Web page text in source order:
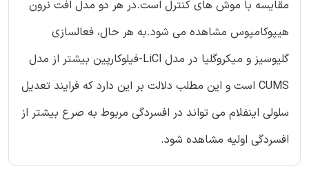
مقایسه با موش های کنترل است.در هر دو مدل افت نرون
هیپوکامپوس مشاهده می شود.به هر حال، فعالسازی
گلیوسیز و میکروگلیا در مدل LiCl-فیلوکارپین بیشتر از مدل
CUMS است و این مطلب دلالت بر این دارد که فرایند تعدیل
سلولی اینفلام می تواند در افسردگی مربوط به صرع بیشتر از
افسردگی اولیه مشاهده شود.